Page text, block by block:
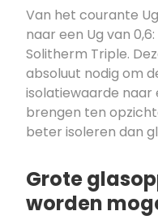
Van het courante
naar een Ug van
Solitherm Triple.
absoluut nodig om
isolatiewaarde
brengen ten
beter isoleren dan
Grote
worden